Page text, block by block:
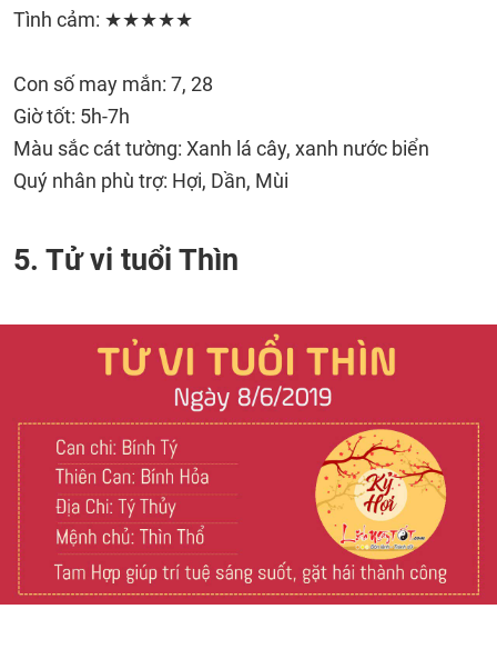
Tình cảm: ★★★★★
Con số may mắn: 7, 28
Giờ tốt: 5h-7h
Màu sắc cát tường: Xanh lá cây, xanh nước biển
Quý nhân phù trợ: Hợi, Dần, Mùi
5. Tử vi tuổi Thìn